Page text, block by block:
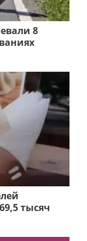
8
тысяч